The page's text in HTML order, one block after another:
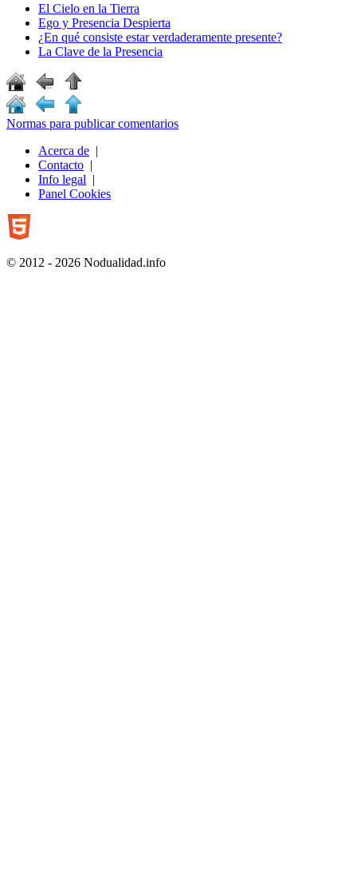
El Cielo en la Tierra
Ego y Presencia Despierta
¿En qué consiste estar verdaderamente presente?
La Clave de la Presencia
Normas para publicar comentarios
Acerca de |
Contacto |
Info legal |
Panel Cookies
© 2012 - 2026 Nodualidad.info